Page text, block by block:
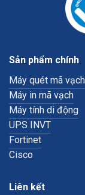
Sản phẩm chính
Máy quét mã vạch
Máy in mã vạch
Máy tính di động
UPS INVT
Fortinet
Cisco
Liên kết